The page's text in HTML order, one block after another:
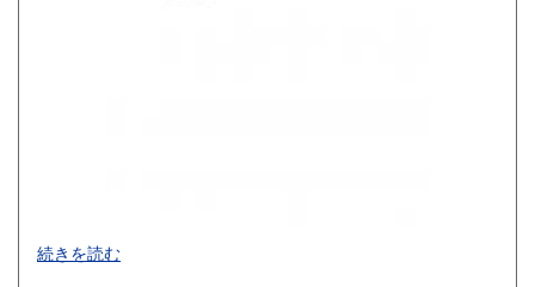
買取品目一覧
続きを読む